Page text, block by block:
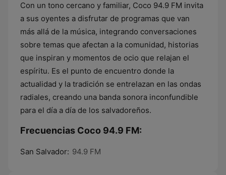
Con un tono cercano y familiar, Coco 94.9 FM invita
a sus oyentes a disfrutar de programas que van
más allá de la música, integrando conversaciones
sobre temas que afectan a la comunidad, historias
que inspiran y momentos de ocio que relajan el
espíritu. Es el punto de encuentro donde la
actualidad y la tradición se entrelazan en las ondas
radiales, creando una banda sonora inconfundible
para el día a día de los salvadoreños.
Frecuencias Coco 94.9 FM:
San Salvador: 94.9 FM